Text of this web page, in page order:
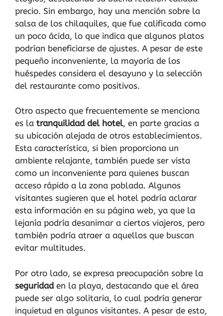
precio. Sin embargo, hay una mención sobre la
salsa de los chilaquiles, que fue calificada como
un poco ácida, lo que indica que algunos platos
podrían beneficiarse de ajustes. A pesar de este
pequeño inconveniente, la mayoría de los
huéspedes considera el desayuno y la selección
del restaurante como positivos.
Otro aspecto que frecuentemente se menciona
es la tranquilidad del hotel, en parte gracias a
su ubicación alejada de otros establecimientos.
Esta característica, si bien proporciona un
ambiente relajante, también puede ser vista
como un inconveniente para quienes buscan
acceso rápido a la zona poblada. Algunos
visitantes sugieren que el hotel podría aclarar
esta información en su página web, ya que la
lejanía podría desanimar a ciertos viajeros, pero
también podría atraer a aquellos que buscan
evitar multitudes.
Por otro lado, se expresa preocupación sobre la
seguridaden la playa, destacando que el área
puede ser algo solitaria, lo cual podría generar
inquietud en algunos visitantes. A pesar de esto,